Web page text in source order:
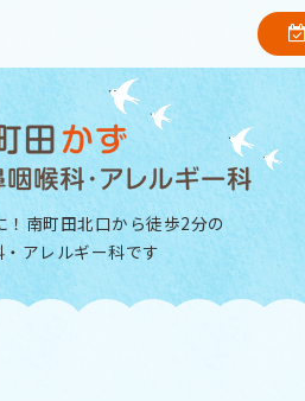
！南町田北口から徒歩2分の
アレルギー科です